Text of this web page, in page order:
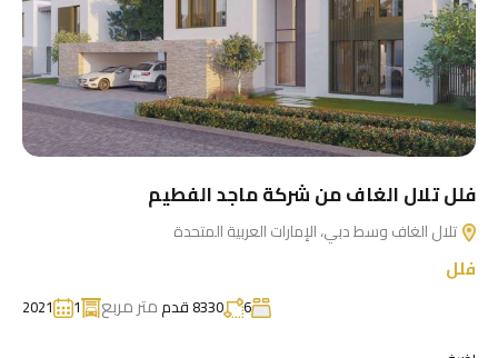
فلل تلال الغاف من شركة ماجد الفطيم
تلال الغاف وسط دبي، الإمارات العربية المتحدة
فلل
6 8330 قدم متر مربع 1
2021